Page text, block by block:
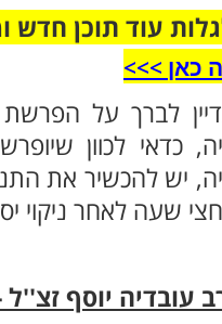
עוד תוכן
כאן >>>​
יש להכשיר את
שעה לאחר ניקוי
עובדיה יוסף